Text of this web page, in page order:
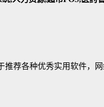
荐各种优秀实用软件，